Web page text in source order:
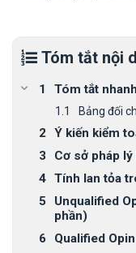
Tóm tắt nội
Tóm tắt
Bảng đối
Ý kiến kiểm
Cơ sở pháp
Tính lan tỏa
Unqualified
phần)
Qualified